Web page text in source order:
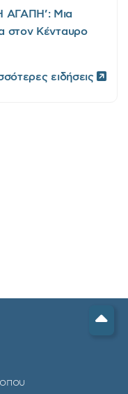
ΑΓΑΠΗ’: Μια
στον Κένταυρο
ειδήσεις